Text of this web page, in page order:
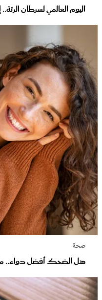
اليوم العالمي لسرطان
صحة
هل الضحك أفضل دواء.. ما